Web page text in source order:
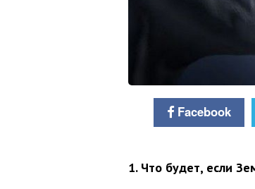
Facebook
1. Что будет, если